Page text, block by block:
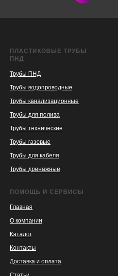
ПЛАСТИКОВЫЕ ТРУБЫ
ПНД
Трубы ПНД
Трубы водопроводные
Трубы канализационные
Трубы для полива
Трубы технические
Трубы газовые
Трубы для кабеля
Трубы дренажные
ПОМОЩЬ И СЕРВИСЫ
Главная
О компании
Каталог
Контакты
Доставка и оплата